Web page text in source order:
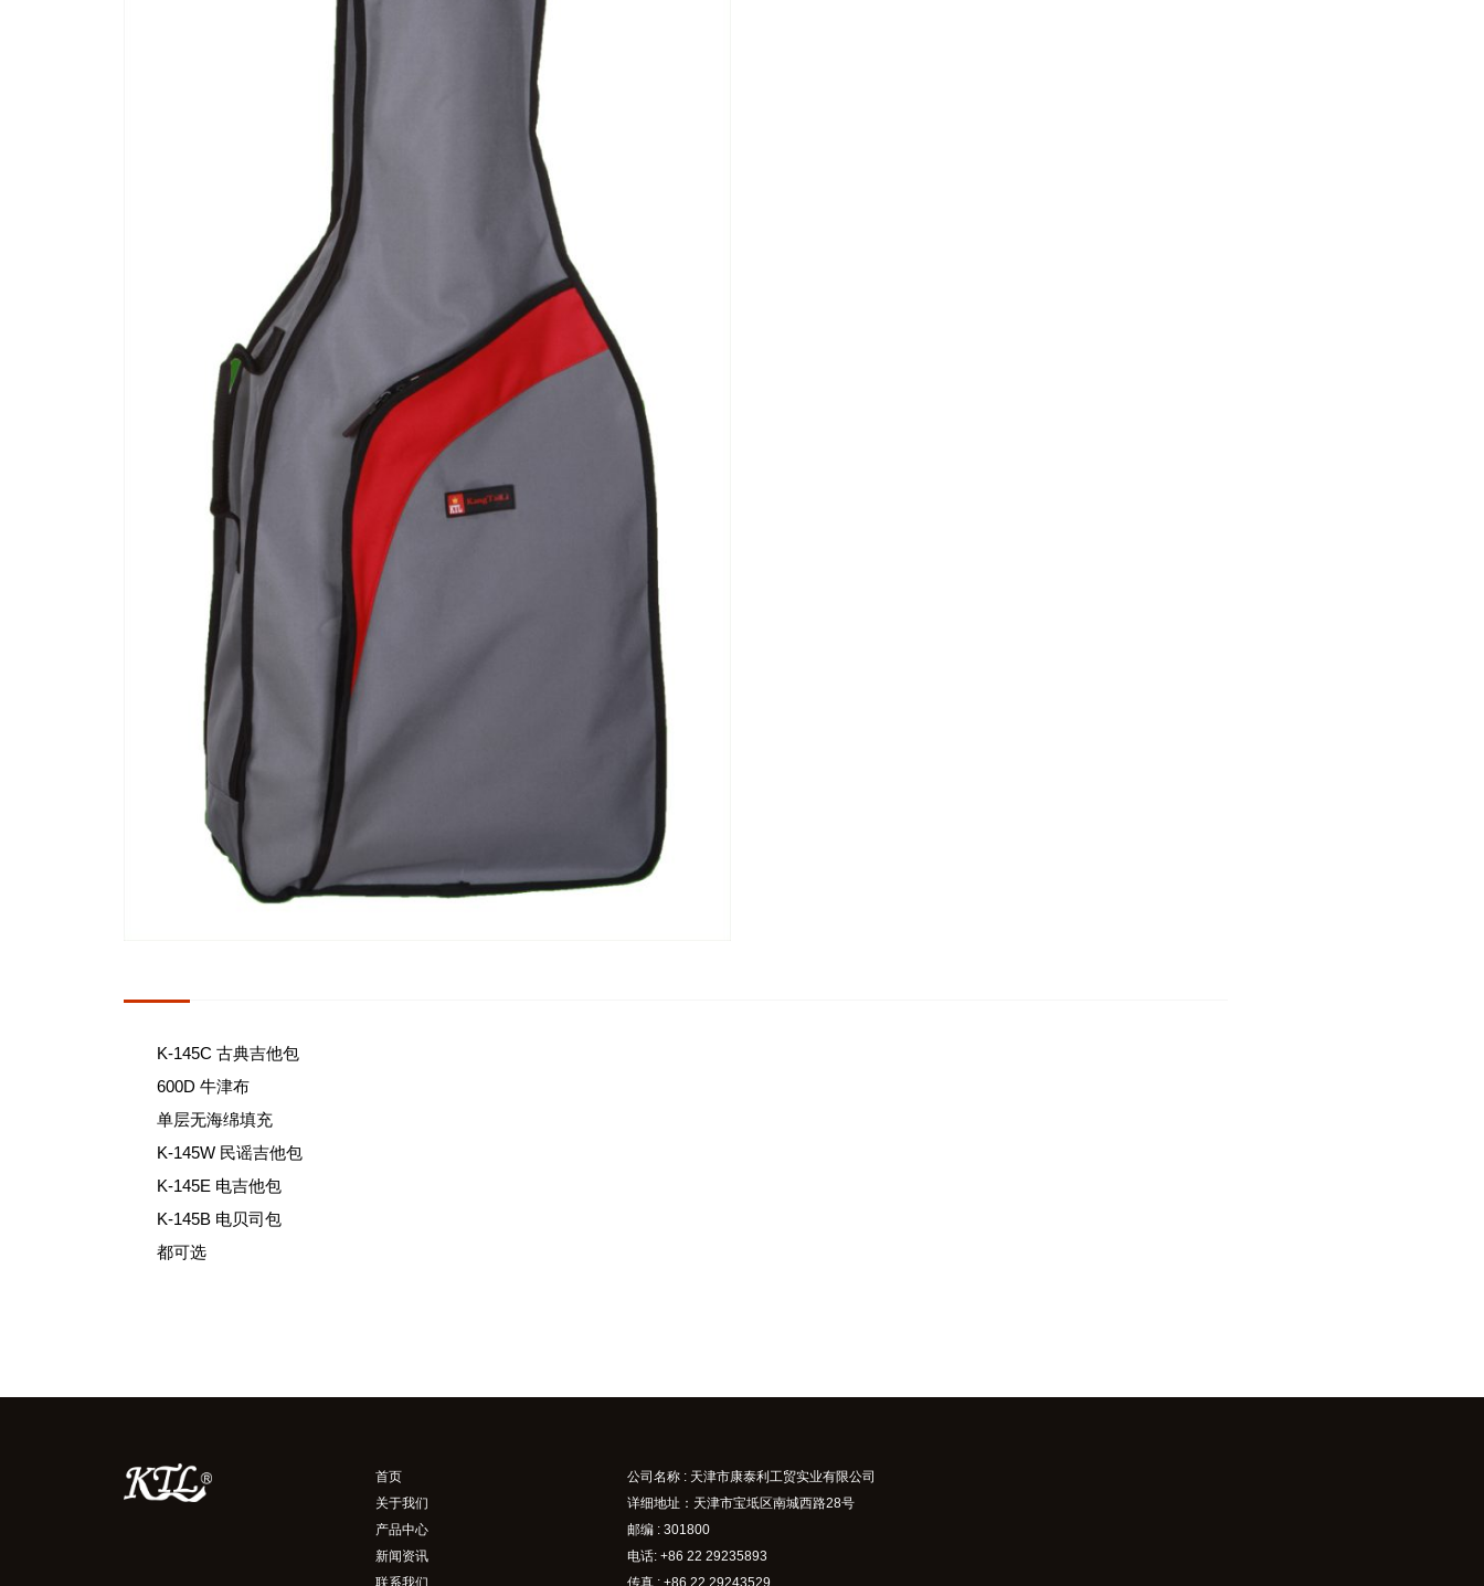
K-145C 古典吉他包
600D 牛津布
单层无海绵填充
K-145W 民谣吉他包
K-145E 电吉他包
K-145B 电贝司包
都可选
首页
关于我们
产品中心
新闻资讯
联系我们
公司名称 : 天津市康泰利工贸实业有限公司
详细地址：天津市宝坻区南城西路28号
邮编 : 301800
电话: +86 22 29235893
传真 : +86 22 29243529